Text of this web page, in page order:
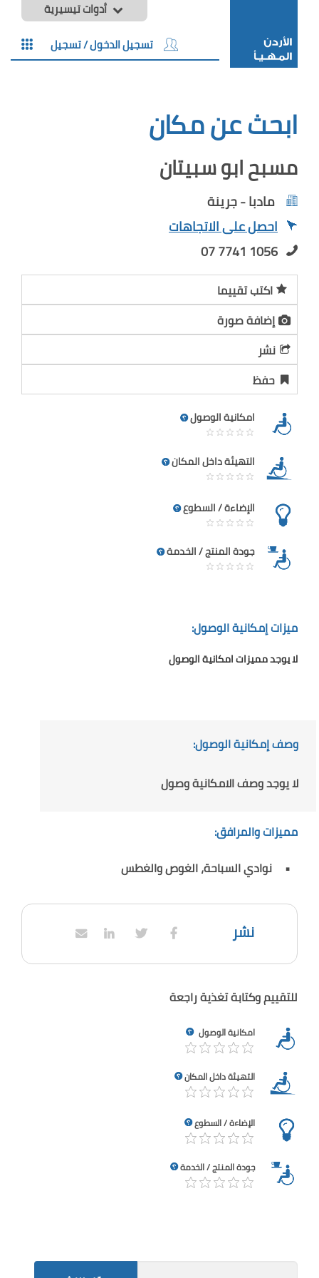
أدوات تيسيرية
تسجيل الدخول / تسجيل
ابحث عن مكان
مسبح ابو سبيتان
احصل على الاتجاهات
07 7741 1056
اكتب تقييما
إضافة صورة
نشر
حفظ
امكانية الوصول
التهيئة داخل المكان
الإضاءة / السطوع
جودة المنتج / الخدمة
ميزات إمكانية الوصول:
لا يوجد مميزات امكانية الوصول
وصف إمكانية الوصول:
لا يوجد وصف الامكانية وصول
مميزات والمرافق:
نوادي السباحة، الغوص والغطس
نشر
للتقييم وكتابة تغذية راجعة
امكانية الوصول
التهيئة داخل المكان
الإضاءة / السطوع
جودة المنتج / الخدمة